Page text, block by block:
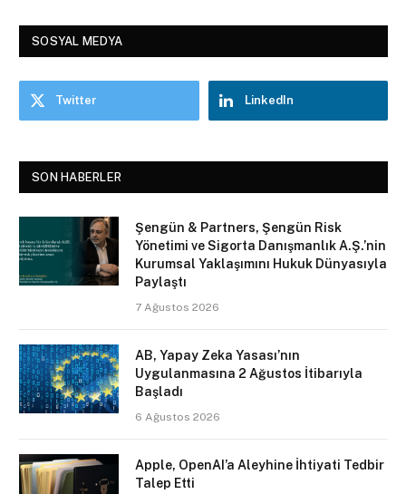
SOSYAL MEDYA
Twitter LinkedIn
SON HABERLER
Şengün & Partners, Şengün Risk
Yönetimi ve Sigorta Danışmanlık A.Ş.’nin
Kurumsal Yaklaşımını Hukuk Dünyasıyla
Paylaştı
7 Ağustos 2026
AB, Yapay Zeka Yasası’nın
Uygulanmasına 2 Ağustos İtibarıyla
Başladı
6 Ağustos 2026
Apple, OpenAI’a Aleyhine İhtiyati Tedbir
Talep Etti